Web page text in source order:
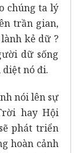
ta lý
trần gian,
kẻ dữ ?
dữ sống
nó đi.
nói lên sự
hay Hội
phát triển
hoàn cảnh